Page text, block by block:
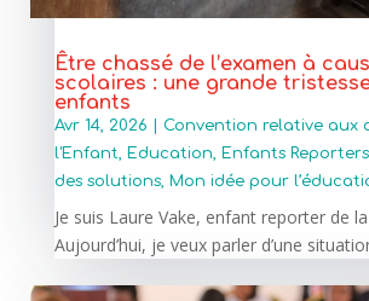
Être chassé de l’examen à
scolaires : une grande
enfants
Avr 14, 2026
Convention relative aux
l'Enfant, Education, Enfants Reporters
des solutions, Mon idée pour
Je suis Laure Vake, enfant reporter de
Aujourd’hui, je veux parler d’une